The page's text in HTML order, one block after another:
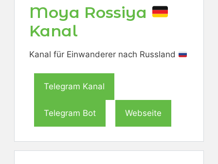
Moya Rossiya
Kanal
Kanal für Einwanderer nach Russland
Telegram Kanal
Telegram Bot Webseite